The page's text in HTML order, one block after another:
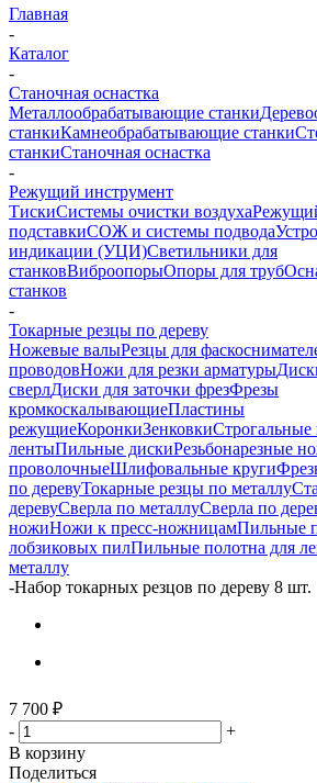
Главная
-
Каталог
-
Станочная оснастка
Металлообрабатывающие станки
станкиКамнеобрабатывающие станки
станкиСтаночная оснастка
-
Режущий инструмент
ТискиСистемы очистки воздуха
подставкиСОЖ и системы подвода
индикации (УЦИ)Светильники для
станковВиброопорыОпоры для труб
станков
-
Токарные резцы по дереву
Ножевые валыРезцы для
проводовНожи для резки арматуры
сверлДиски для заточки фрезФрезы
кромкоскалывающиеПластины
режущиеКоронкиЗенковки
лентыПильные дискиРезьбонарезные
проволочныеШлифовальные круги
по деревуТокарные резцы по металлу
деревуСверла по металлуСверла по
ножиНожи к пресс-ножницамПильные
лобзиковых пилПильные полотна для
металлу
-Набор токарных резцов по дереву 8 шт.
7 700 ₽
-
+
В корзину
Поделиться